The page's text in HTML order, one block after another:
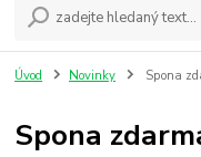
Úvod Novinky Spona
Spona